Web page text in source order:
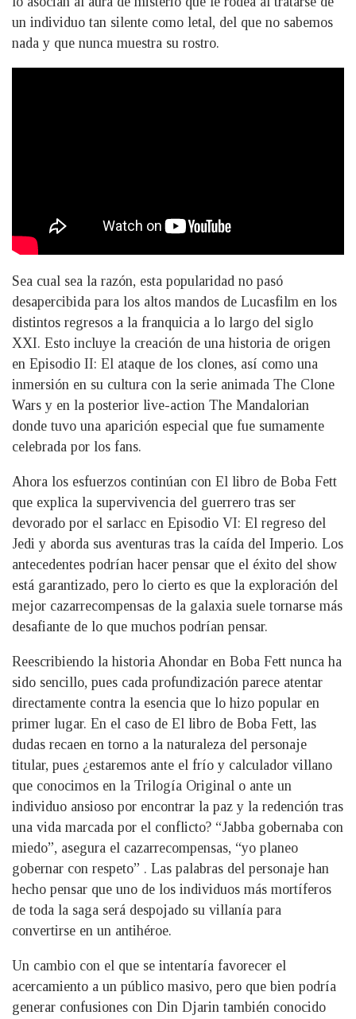
un individuo tan silente como letal, del que no sabemos
nada y que nunca muestra su rostro.
Sea cual sea la razón, esta popularidad no pasó
desapercibida para los altos mandos de Lucasfilm en los
distintos regresos a la franquicia a lo largo del siglo
XXI. Esto incluye la creación de una historia de origen
en Episodio II: El ataque de los clones, así como una
inmersión en su cultura con la serie animada The Clone
Wars y en la posterior live-action The Mandalorian
donde tuvo una aparición especial que fue sumamente
celebrada por los fans.
Ahora los esfuerzos continúan con El libro de Boba Fett
que explica la supervivencia del guerrero tras ser
devorado por el sarlacc en Episodio VI: El regreso del
Jedi y aborda sus aventuras tras la caída del Imperio. Los
antecedentes podrían hacer pensar que el éxito del show
está garantizado, pero lo cierto es que la exploración del
mejor cazarrecompensas de la galaxia suele tornarse más
desafiante de lo que muchos podrían pensar.
Reescribiendo la historia Ahondar en Boba Fett nunca ha
sido sencillo, pues cada profundización parece atentar
directamente contra la esencia que lo hizo popular en
primer lugar. En el caso de El libro de Boba Fett, las
dudas recaen en torno a la naturaleza del personaje
titular, pues ¿estaremos ante el frío y calculador villano
que conocimos en la Trilogía Original o ante un
individuo ansioso por encontrar la paz y la redención tras
una vida marcada por el conflicto? “Jabba gobernaba con
miedo”, asegura el cazarrecompensas, “yo planeo
gobernar con respeto” . Las palabras del personaje han
hecho pensar que uno de los individuos más mortíferos
de toda la saga será despojado su villanía para
convertirse en un antihéroe.
Un cambio con el que se intentaría favorecer el
acercamiento a un público masivo, pero que bien podría
generar confusiones con Din Djarin también conocido